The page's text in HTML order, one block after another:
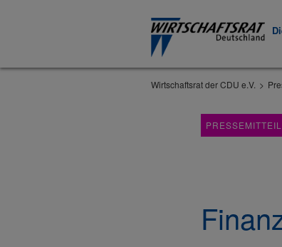
Wirtschaftsrat der CDU e.V.